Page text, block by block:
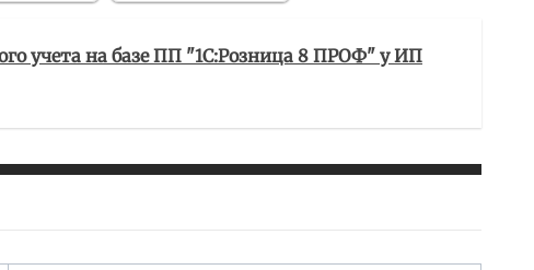
учета на базе ПП "1С:Розница 8 ПРОФ" у ИП